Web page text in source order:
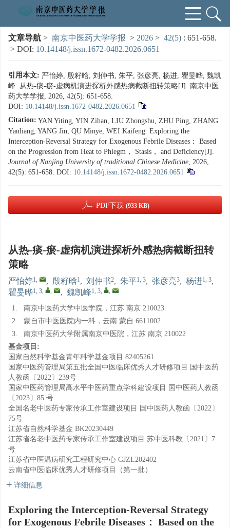
文章导航 > 南京中医药大学学报 > 2026 > 42(5) : 651-658.
> DOI: 10.14148/j.issn.1672-0482.2026.0651
引用本文: 严怡婷, 殷籽晗, 刘仲书, 朱平, 张彦亮, 杨进, 瞿旻晔, 魏凯
峰. 从热-痰-瘀-虚病机演进探析外感热病截断扭转策略[J]. 南京中医
药大学学报, 2026, 42(5): 651-658.
DOI: 10.14148/j.issn.1672-0482.2026.0651
Citation: YAN Yiting, YIN Zihan, LIU Zhongshu, ZHU Ping, ZHANG
Yanliang, YANG Jin, QU Minye, WEI Kaifeng. Exploring the
Interception-Reversal Strategy for Exogenous Febrile Diseases： Based
on the Progression from Heat to Phlegm， Stasis， and Deficiency[J].
Journal of Nanjing University of traditional Chinese Medicine, 2026,
42(5): 651-658. DOI: 10.14148/j.issn.1672-0482.2026.0651
PDF下载 (933 KB)
从热-痰-瘀-虚病机演进探析外感热病截断扭转
策略
严怡婷1, , 殷籽晗1, 刘仲书2, 朱平1, 3, 张彦亮3, 杨进1, 3,
瞿旻晔1, 3, , , 魏凯峰1, 3, ,
1.
南京中医药大学中医学院，江苏 南京 210023
2.
蒙自市中医医院内一科，云南 蒙自 6611002
3.
南京中医药大学附属南京中医院，江苏 南京 210022
基金项目:
国家自然科学基金青年科学基金项目 82405261
国家中医药管理局第五批全国中医临床优秀人才研修项目
国中医药
人教函〔2022〕239号
国家中医药管理局高水平中医药重点学科建设项目
国中医药人教函
〔2023〕85 号
全国名老中医药专家传承工作室建设项目
国中医药人教函〔2022〕
75号
江苏省自然科学基金 BK20230449
江苏省名老中医药专家传承工作室建设项目 苏中医科教〔2021〕7
号
江苏省中医温病研究工程研究中心 GJZL202402
云南省中医临床优秀人才研修项目（第一批）
详细信息
Exploring the Interception-Reversal Strategy
for Exogenous Febrile Diseases： Based on the